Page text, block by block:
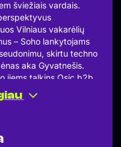
šviežiais vardais.
Vilniaus vakarėlių
– Soho lankytojams
skirtu techno
aka Gyvatnešis.
jiems talkins Osic b2b